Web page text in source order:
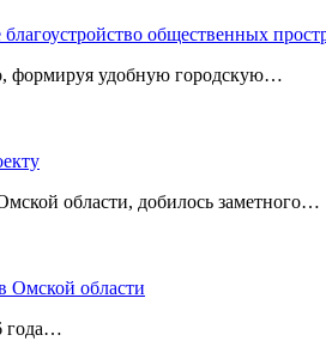
общественных
формируя удобную городскую…
области, добилось заметного…
Омской области
года…